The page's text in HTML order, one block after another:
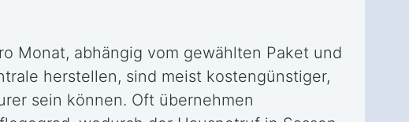
Monat, abhängig vom gewählten Paket und
herstellen, sind meist kostengünstiger,
sein können. Oft übernehmen